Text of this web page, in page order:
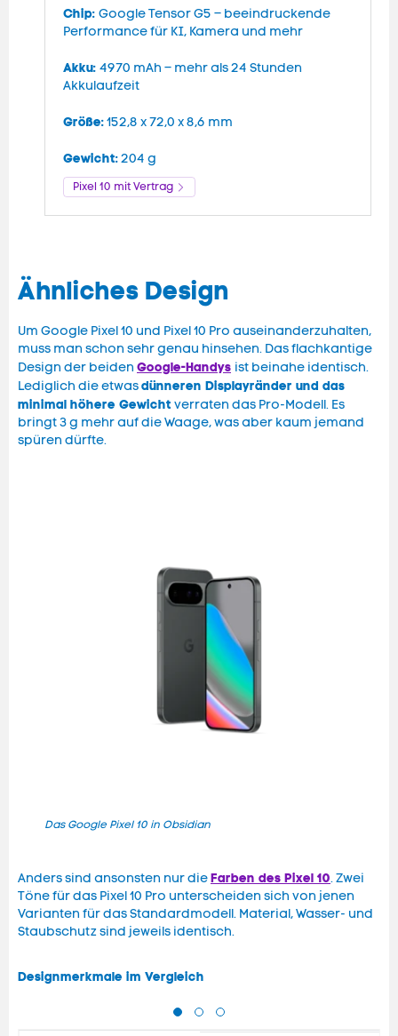
Chip: Google Tensor G5 – beeindruckende
Performance für KI, Kamera und mehr
Akku: 4970 mAh – mehr als 24 Stunden
Akkulaufzeit
Größe:152,8 x 72,0 x 8,6 mm
Gewicht:204 g
Pixel 10 mit Vertrag
Ähnliches Design
Um Google Pixel 10 und Pixel 10 Pro auseinanderzuhalten,
muss man schon sehr genau hinsehen. Das flachkantige
Design der beiden Google-Handys ist beinahe identisch.
Lediglich die etwasdünneren Displayränder und das
minimal höhere Gewicht verraten das Pro-Modell. Es
bringt 3 g mehr auf die Waage, was aber kaum jemand
spüren dürfte.
Das Google Pixel 10 in Obsidian
Anders sind ansonsten nur dieFarben des Pixel 10. Zwei
Töne für das Pixel 10 Pro unterscheiden sich von jenen
Varianten für das Standardmodell. Material, Wasser- und
Staubschutz sind jeweils identisch.
Designmerkmale im Vergleich